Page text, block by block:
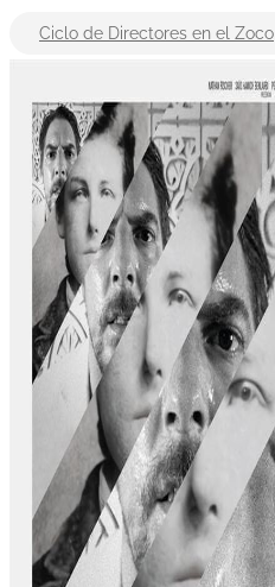
Ciclo de Directores en el Zoco